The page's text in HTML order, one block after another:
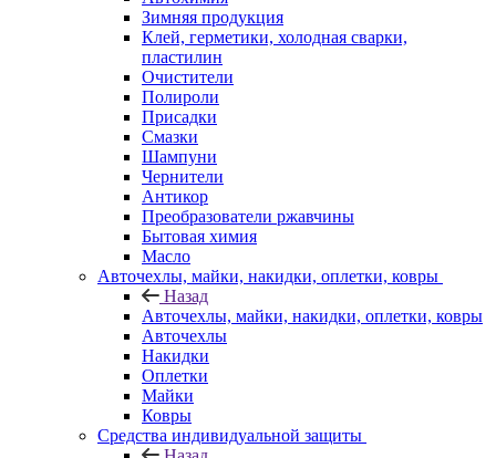
Зимняя продукция
Клей, герметики, холодная сварки,
пластилин
Очистители
Полироли
Присадки
Смазки
Шампуни
Чернители
Антикор
Преобразователи ржавчины
Бытовая химия
Масло
Авточехлы, майки, накидки, оплетки, ковры
Назад
Авточехлы, майки, накидки, оплетки, ковры
Авточехлы
Накидки
Оплетки
Майки
Ковры
Средства индивидуальной защиты